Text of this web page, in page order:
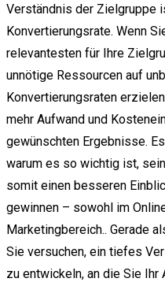
Verständnis der Zielgruppe
Konvertierungsrate. Wenn
relevantesten für Ihre
unnötige Ressourcen auf
Konvertierungsraten
mehr Aufwand und
gewünschten Ergebnisse.
warum es so wichtig ist,
somit einen besseren
gewinnen – sowohl im
Marketingbereich.. Gerade
Sie versuchen, ein tiefes
zu entwickeln, an die Sie Ihr